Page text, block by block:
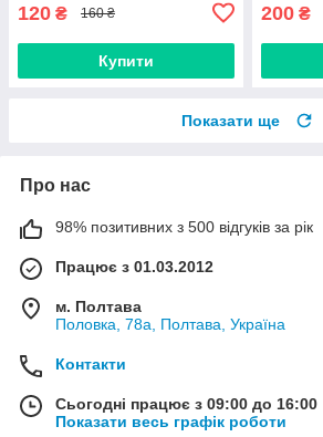
120 ₴ 160 ₴
Купити
200 ₴
Показати ще
Про нас
98% позитивних з 500 відгуків за рік
Працює з 01.03.2012
м. Полтава
Половка, 78а, Полтава, Україна
Контакти
Сьогодні працює з 09:00 до 16:00
Показати весь графік роботи